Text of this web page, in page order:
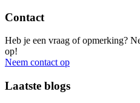
Contact
Heb je een vraag of opmerking?
op!
Neem contact op
Laatste blogs